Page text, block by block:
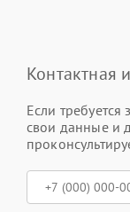
Контактная
Если требуется
свои данные и